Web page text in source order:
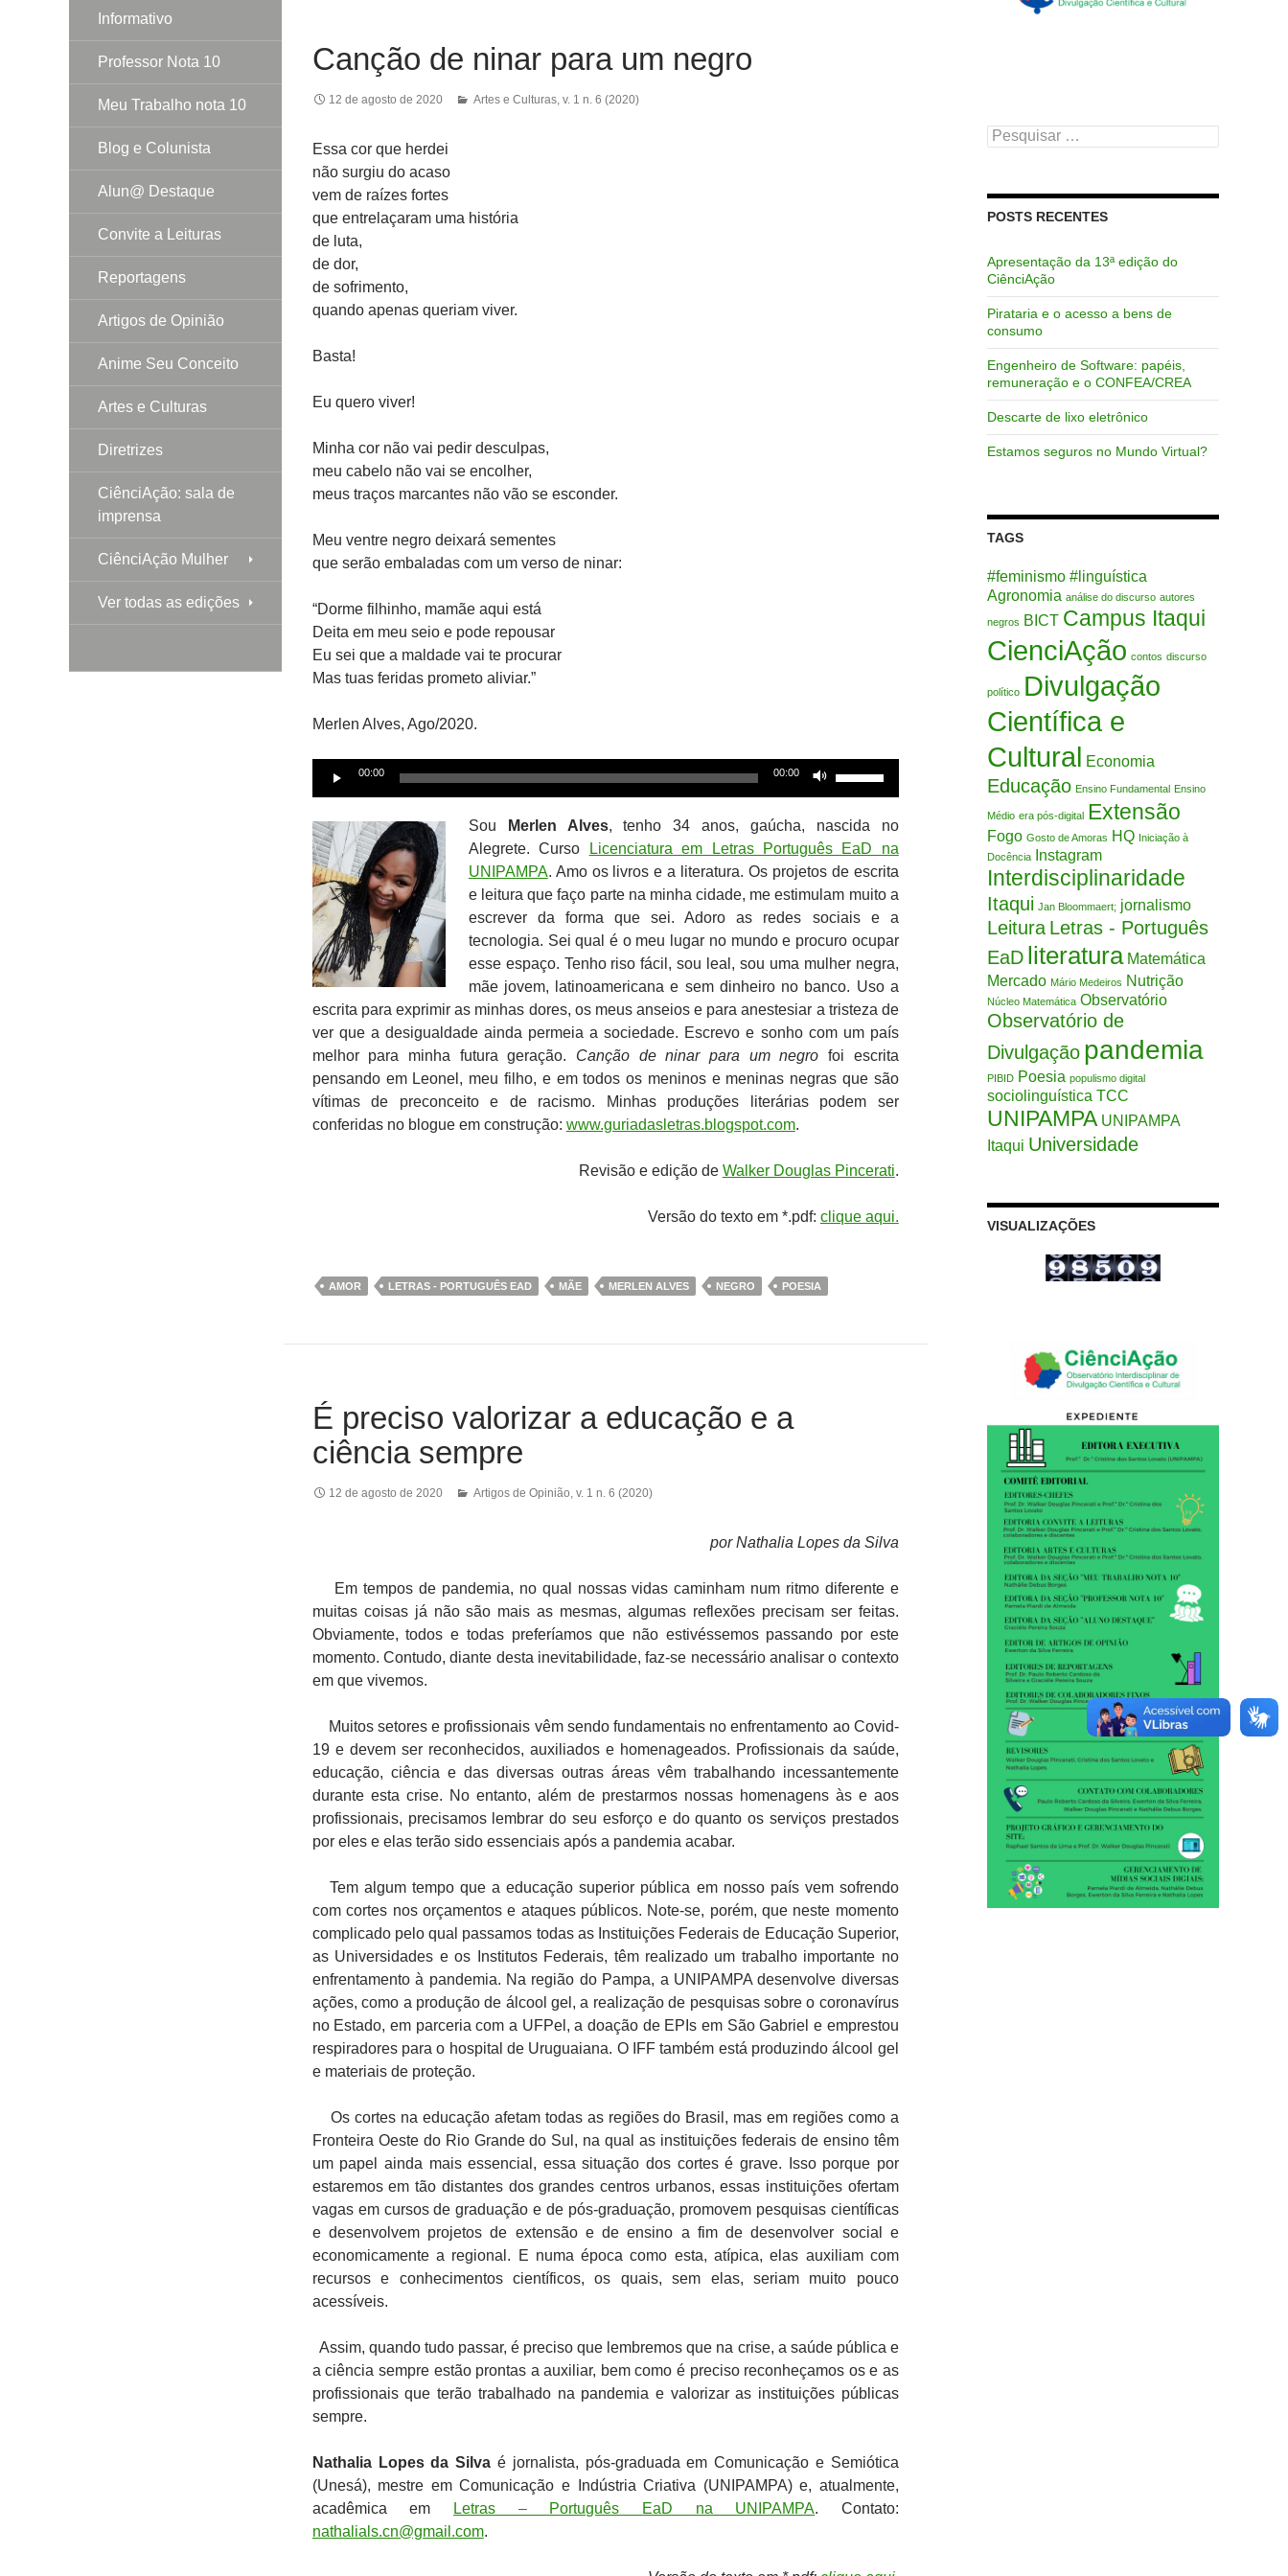
Canção de ninar para um negro
12 de agosto de 2020 Artes e Culturas, v. 1 n. 6 (2020)
Essa cor que herdei
não surgiu do acaso
vem de raízes fortes
que entrelaçaram uma história
de luta,
de dor,
de sofrimento,
quando apenas queriam viver.
Basta!
Eu quero viver!
Minha cor não vai pedir desculpas,
meu cabelo não vai se encolher,
meus traços marcantes não vão se esconder.
Meu ventre negro deixará sementes
que serão embaladas com um verso de ninar:
“Dorme filhinho, mamãe aqui está
Deita em meu seio e pode repousar
Eu sei que a maldade vai te procurar
Mas tuas feridas prometo aliviar.”
Merlen Alves, Ago/2020.
Tocador00:00 00:00
cima
aumentar
Sou Merlen Alves, tenho 34 anos, gaúcha, nascida no
Alegrete. Curso
Licenciatura em Letras Português EaD na
UNIPAMPA. Amo os livros e a literatura. Os projetos de escrita
e leitura que faço parte na minha cidade, me estimulam muito a
escrever da forma que sei. Adoro as redes sociais e a
tecnologia. Sei qual é o meu lugar no mundo e procuro ocupar
esse espaço. Tenho riso fácil, sou leal, sou uma mulher negra,
mãe jovem, latinoamericana e sem dinheiro no banco. Uso a
escrita para exprimir as minhas dores, os meus anseios e para anestesiar a tristeza de
ver que a desigualdade ainda permeia a sociedade. Escrevo e sonho com um país
melhor para minha futura geração. Canção de ninar para um negro foi escrita
pensando em Leonel, meu filho, e em todos os meninos e meninas negras que são
vítimas de preconceito e de racismo. Minhas produções literárias podem ser
conferidas no blogue em construção: www.guriadasletras.blogspot.com.
Revisão e edição de Walker Douglas Pincerati.
Versão do texto em *.pdf: clique aqui.
AMOR LETRAS - PORTUGUÊS EAD MÃE MERLEN ALVES NEGRO POESIA
É preciso valorizar a educação e a
ciência sempre
12 de agosto de 2020 Artigos de Opinião v. 1 n. 6 (2020)
por Nathalia Lopes da Silva
Em tempos de pandemia, no qual nossas vidas caminham num ritmo diferente e
muitas coisas já não são mais as mesmas, algumas reflexões precisam ser feitas.
Obviamente, todos e todas preferíamos que não estivéssemos passando por este
momento. Contudo, diante desta inevitabilidade, faz-se necessário analisar o contexto
em que vivemos.
Muitos setores e profissionais vêm sendo fundamentais no enfrentamento ao Covid-
19 e devem ser reconhecidos, auxiliados e homenageados. Profissionais da saúde,
educação, ciência e das diversas outras áreas vêm trabalhando incessantemente
durante esta crise. No entanto, além de prestarmos nossas homenagens às e aos
profissionais, precisamos lembrar do seu esforço e do quanto os serviços prestados
por eles e elas terão sido essenciais após a pandemia acabar.
Tem algum tempo que a educação superior pública em nosso país vem sofrendo
com cortes nos orçamentos e ataques públicos. Note-se, porém, que neste momento
complicado pelo qual passamos todas as Instituições Federais de Educação Superior,
as Universidades e os Institutos Federais, têm realizado um trabalho importante no
enfrentamento à pandemia. Na região do Pampa, a UNIPAMPA desenvolve diversas
ações, como a produção de álcool gel, a realização de pesquisas sobre o coronavírus
no Estado, em parceria com a UFPel, a doação de EPIs em São Gabriel e emprestou
respiradores para o hospital de Uruguaiana. O IFF também está produzindo álcool gel
e materiais de proteção.
Os cortes na educação afetam todas as regiões do Brasil, mas em regiões como a
Fronteira Oeste do Rio Grande do Sul, na qual as instituições federais de ensino têm
um papel ainda mais essencial, essa situação dos cortes é grave. Isso porque por
estaremos em tão distantes dos grandes centros urbanos, essas instituições ofertam
vagas em cursos de graduação e de pós-graduação, promovem pesquisas científicas
e desenvolvem projetos de extensão e de ensino a fim de desenvolver social e
economicamente a regional. E numa época como esta, atípica, elas auxiliam com
recursos e conhecimentos científicos, os quais, sem elas, seriam muito pouco
acessíveis.
Assim, quando tudo passar, é preciso que lembremos que na crise, a saúde pública e
a ciência sempre estão prontas a auxiliar, bem como é preciso reconheçamos os e as
profissionais que terão trabalhado na pandemia e valorizar as instituições públicas
sempre.
Nathalia Lopes da Silva é jornalista, pós-graduada em Comunicação e Semiótica
(Unesá), mestre em Comunicação e Indústria Criativa (UNIPAMPA) e, atualmente,
acadêmica em
Letras – Português EaD na UNIPAMPA. Contato:
nathalials.cn@gmail.com.
Pesquisar
por:
POSTS RECENTES
Apresentação da 13ª edição do
CiênciAção
Pirataria e o acesso a bens de
consumo
Engenheiro de Software: papéis,
remuneração e o CONFEA/CREA
Descarte de lixo eletrônico
Estamos seguros no Mundo Virtual?
TAGS
#feminismo #linguística
Agronomia análise do discurso autores
negros BICT Campus Itaqui
CienciAção contos discurso
político Divulgação
Científica e
Cultural Economia
Educação Ensino Fundamental Ensino
Médio era pós-digital Extensão
Fogo Gosto de Amoras HQ Iniciação à
Docência Instagram
Interdisciplinaridade
Itaqui Jan Bloommaert; jornalismo
Leitura Letras - Português
EaD literatura Matemática
Mercado Mário Medeiros Nutrição
Núcleo Matemática Observatório
Observatório de
Divulgação pandemia
PIBID Poesia populismo digital
sociolinguística TCC
UNIPAMPA UNIPAMPA
Itaqui Universidade
VISUALIZAÇÕES
Informativo
Professor Nota 10
Meu Trabalho nota 10
Blog e Colunista
Alun@ Destaque
Convite a Leituras
Reportagens
Artigos de Opinião
Anime Seu Conceito
Artes e Culturas
Diretrizes
CiênciAção: sala de
imprensa
CiênciAção Mulher
Ver todas as edições